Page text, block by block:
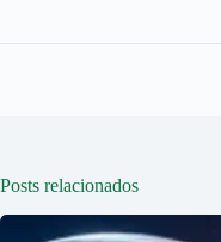
Posts relacionados